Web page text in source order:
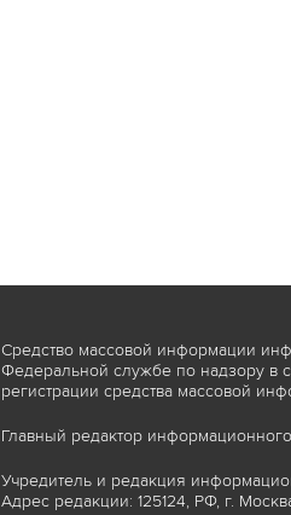
Средство массовой информации
Федеральной службе по надзору в
регистрации средства массовой
Главный редактор
Учредитель и редакция
Адрес редакции: 125124, РФ, г.